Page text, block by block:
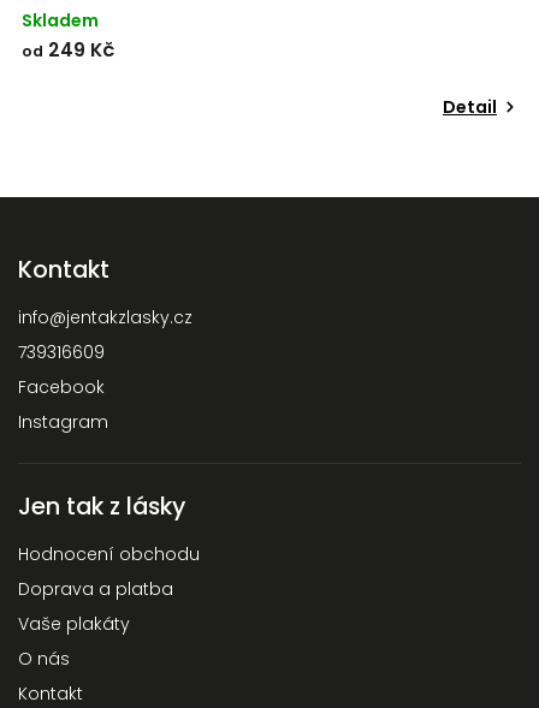
Skladem
od 249 Kč
Detail
Kontakt
info@jentakzlasky.cz
739316609
Facebook
Instagram
Jen tak z lásky
Hodnocení obchodu
Doprava a platba
Vaše plakáty
O nás
Kontakt